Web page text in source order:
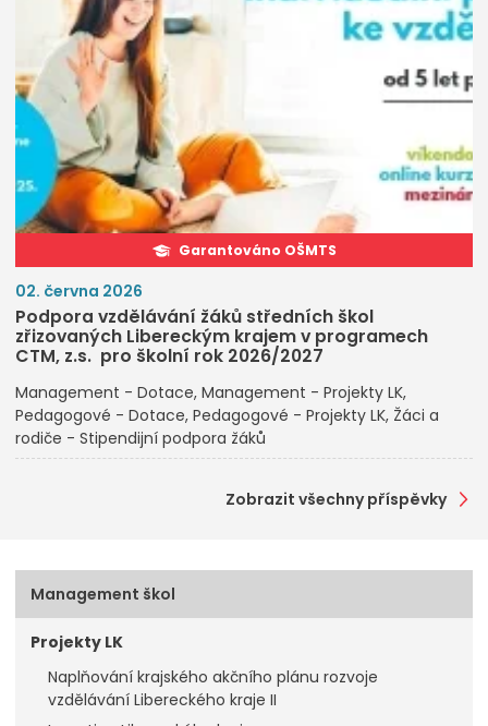
Garantováno OŠMTS
02. června 2026
Podpora vzdělávání žáků středních škol
zřizovaných Libereckým krajem v programech
CTM, z.s. pro školní rok 2026/2027
Management - Dotace Management - Projekty LK
Pedagogové - Dotace Pedagogové - Projekty LK Žáci a
rodiče - Stipendijní podpora žáků
Zobrazit všechny příspěvky
Management škol
Projekty LK
Naplňování krajského akčního plánu rozvoje
vzdělávání Libereckého kraje II